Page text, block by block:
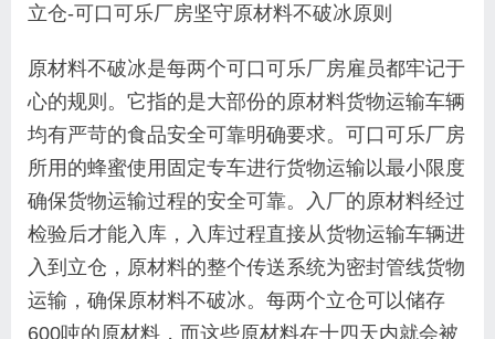
立仓-可口可乐厂房坚守原材料不破冰原则
原材料不破冰是每两个可口可乐厂房雇员都牢记于
心的规则。它指的是大部份的原材料货物运输车辆
均有严苛的食品安全可靠明确要求。可口可乐厂房
所用的蜂蜜使用固定专车进行货物运输以最小限度
确保货物运输过程的安全可靠。入厂的原材料经过
检验后才能入库，入库过程直接从货物运输车辆进
入到立仓，原材料的整个传送系统为密封管线货物
运输，确保原材料不破冰。每两个立仓可以储存
600吨的原材料，而这些原材料在十四天内就会被